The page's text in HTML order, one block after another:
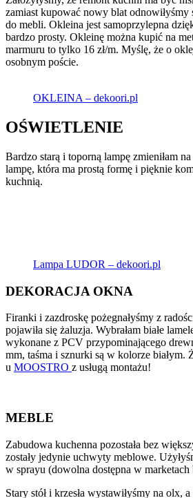
zamiast kupować nowy blat odnowiłyśmy
do mebli. Okleina jest samoprzylepna
bardzo prosty. Okleinę można kupić na
marmuru to tylko 16 zł/m. Myślę, że o
osobnym poście.
OKLEINA – dekoori.pl
OŚWIETLENIE
Bardzo starą i toporną lampę zmieniłam
lampę, która ma prostą formę i pięknie
kuchnią.
Lampa LUDOR – dekoori.pl
DEKORACJA OKNA
Firanki i zazdroskę pożegnałyśmy z
pojawiła się żaluzja. Wybrałam białe
wykonane z PCV przypominającego
mm, taśma i sznurki są w kolorze białym.
u MOOSTRO z usługą montażu!
MEBLE
Zabudowa kuchenna pozostała bez
zostały jedynie uchwyty meblowe.
w sprayu (dowolna dostępna w
Stary stół i krzesła wystawiłyśmy na olx,